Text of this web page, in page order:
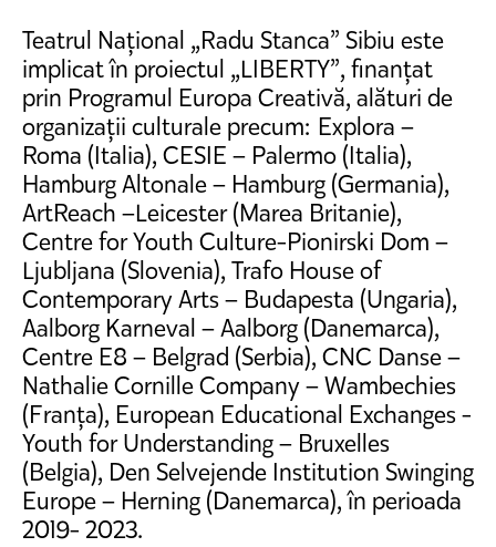
Teatrul Național „Radu Stanca” Sibiu este
implicat în proiectul „LIBERTY”, finanțat
prin Programul Europa Creativă, alături de
organizații culturale precum: Explora –
Roma (Italia), CESIE – Palermo (Italia),
Hamburg Altonale – Hamburg (Germania),
ArtReach –Leicester (Marea Britanie),
Centre for Youth Culture-Pionirski Dom –
Ljubljana (Slovenia), Trafo House of
Contemporary Arts – Budapesta (Ungaria),
Aalborg Karneval – Aalborg (Danemarca),
Centre E8 – Belgrad (Serbia), CNC Danse –
Nathalie Cornille Company – Wambechies
(Franța), European Educational Exchanges -
Youth for Understanding – Bruxelles
(Belgia), Den Selvejende Institution Swinging
Europe – Herning (Danemarca), în perioada
2019- 2023.